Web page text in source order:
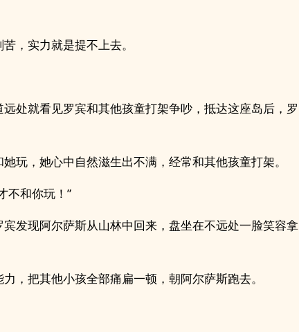
，实力就是提不上去。
处就看见罗宾和其他孩童打架争吵，抵达这座岛后，罗
玩，她心中自然滋生出不满，经常和其他孩童打架。
不和你玩！”
发现阿尔萨斯从山林中回来，盘坐在不远处一脸笑容拿
，把其他小孩全部痛扁一顿，朝阿尔萨斯跑去。